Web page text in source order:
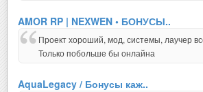
AMOR RP | NEXWEN • БОНУСЫ..
Проект хороший, мод, системы, лаучер
Только побольше бы онлайна
AquaLegacy / Бонусы каж..